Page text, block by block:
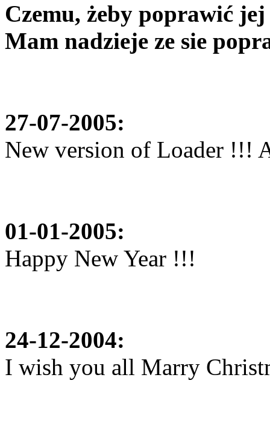
Czemu, żeby poprawić
Mam nadzieje ze sie
27-07-2005:
New version of Loader !!!
01-01-2005:
Happy New Year !!!
24-12-2004:
I wish you all Marry